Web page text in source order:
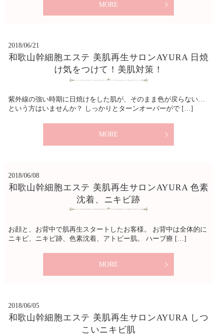
MORE
2018/06/21
和歌山幹細胞エステ 美肌再生サロンAYURA 日焼
け気をつけて！美肌対策！
紫外線の強い時期に日焼けをした肌が、そのまま色が戻らない…
という方はいませんか？ しっかりとターンオーバーがで […]
MORE
2018/06/08
和歌山幹細胞エステ 美肌再生サロンAYURA 色素
沈着、ニキビ跡
お顔と、お背中で肌再生スタートしたお客様。 お背中は全体的に
ニキビ、ニキビ跡、色素沈着、アトピー肌。 ハーブ療 […]
MORE
2018/06/05
和歌山幹細胞エステ 美肌再生サロンAYURA しつ
こいニキビ肌